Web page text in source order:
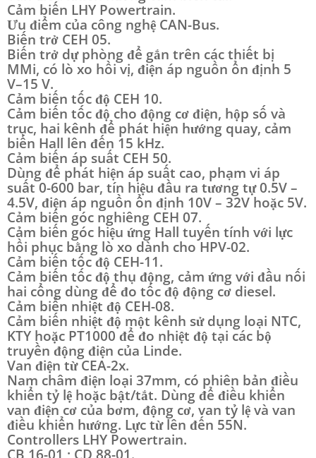
Cảm biến LHY Powertrain.
Ưu điểm của công nghệ CAN-Bus.
Biến trở CEH 05.
Biến trở dự phòng để gắn trên các thiết bị
MMi, có lò xo hồi vị, điện áp nguồn ổn định 5
V–15 V.
Cảm biến tốc độ CEH 10.
Cảm biến tốc độ cho động cơ điện, hộp số và
trục, hai kênh để phát hiện hướng quay, cảm
biến Hall lên đến 15 kHz.
Cảm biến áp suất CEH 50.
Dùng để phát hiện áp suất cao, phạm vi áp
suất 0-600 bar, tín hiệu đầu ra tương tự 0.5V –
4.5V, điện áp nguồn ổn định 10V – 32V hoặc 5V.
Cảm biến góc nghiêng CEH 07.
Cảm biến góc hiệu ứng Hall tuyến tính với lực
hồi phục bằng lò xo dành cho HPV-02.
Cảm biến tốc độ CEH-11.
Cảm biến tốc độ thụ động, cảm ứng với đầu nối
hai cổng dùng để đo tốc độ động cơ diesel.
Cảm biến nhiệt độ CEH-08.
Cảm biến nhiệt độ một kênh sử dụng loại NTC,
KTY hoặc PT1000 để đo nhiệt độ tại các bộ
truyền động điện của Linde.
Van điện từ CEA-2x.
Nam châm điện loại 37mm, có phiên bản điều
khiển tỷ lệ hoặc bật/tắt. Dùng để điều khiển
van điện cơ của bơm, động cơ, van tỷ lệ và van
điều khiển hướng. Lực từ lên đến 55N.
Controllers LHY Powertrain.